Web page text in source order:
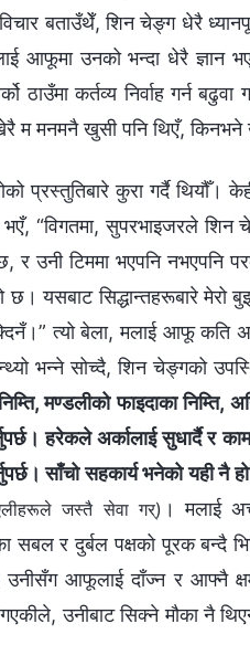
बताउँथेँ, शिन चेङ्ग धेरै
आफूमा उनको भन्दा धेरै ज्ञान
ठाउँमा कर्तव्य निर्वाह गर्न
म मनमनै खुसी पनि थिएँ, किनभने
प्रस्तुतिबारे कुरा गर्दै थियौँ।
भएँ, “विगतमा, सुपरभाइजरले
उनी टिममा भएपनि नभएपनि
छ। यसबाट सिद्धान्तहरूबारे मेरो
त्यो बेला, मलाई आफू कति
भन्‍ने सोच्दै, शिन चेङ्गको
मण्डलीको फाइदाका निम्ति,
हरेकले अर्कालाई सुधार्दै र
साँचो सहकार्य भनेको यही नै
जस्तै सेवा गर्) । मलाई
सबल र दुर्बल पक्षको पूरक बन्दै
उनीसँग आफूलाई दाँज्न र आफ्नै
उनीबाट सिक्ने मौका नै